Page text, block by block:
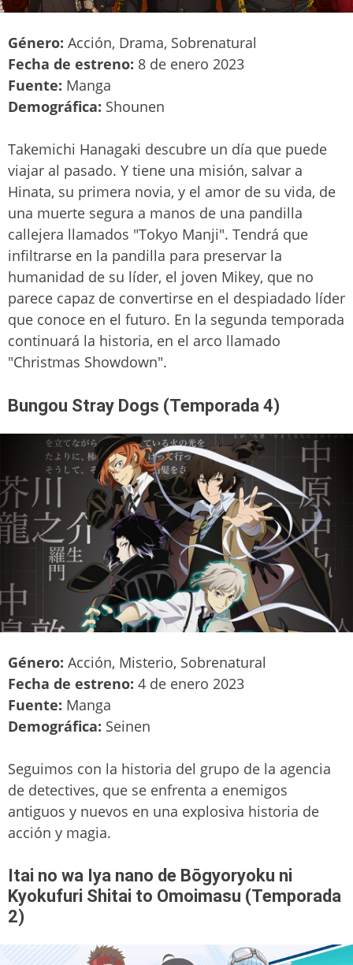
Género: Acción, Drama, Sobrenatural
Fecha de estreno: 8 de enero 2023
Fuente: Manga
Demográfica: Shounen
Takemichi Hanagaki descubre un día que puede
viajar al pasado. Y tiene una misión, salvar a
Hinata, su primera novia, y el amor de su vida, de
una muerte segura a manos de una pandilla
callejera llamados "Tokyo Manji". Tendrá que
infiltrarse en la pandilla para preservar la
humanidad de su líder, el joven Mikey, que no
parece capaz de convertirse en el despiadado líder
que conoce en el futuro. En la segunda temporada
continuará la historia, en el arco llamado
"Christmas Showdown".
Bungou Stray Dogs (Temporada 4)
Género: Acción, Misterio, Sobrenatural
Fecha de estreno: 4 de enero 2023
Fuente: Manga
Demográfica: Seinen
Seguimos con la historia del grupo de la agencia
de detectives, que se enfrenta a enemigos
antiguos y nuevos en una explosiva historia de
acción y magia.
Itai no wa Iya nano de Bōgyoryoku ni
Kyokufuri Shitai to Omoimasu (Temporada
2)